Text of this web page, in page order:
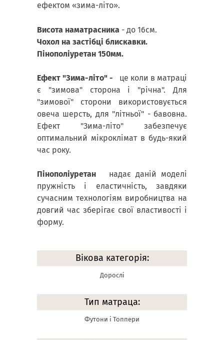
ефектом «зима-літо».
Висота наматрасника - до 16см.
Чохол на застібці блискавки.
Пінополіуретан 150мм.
Ефект "Зима-літо" - це коли в матраці
є "зимова" сторона і "річна". Для
"зимової" сторони використовується
овеча шерсть, для "літньої" - бавовна.
Ефект "Зима-літо" забезпечує
оптимальний мікроклімат в будь-який
час року.
Пінополіуретан
надає даній моделі
пружність і еластичність, завдяки
сучасним технологіям виробництва на
довгий час зберігає свої властивості і
форму.
Вікова категорія:
Дорослі
Тип матраца:
Футони і Топпери